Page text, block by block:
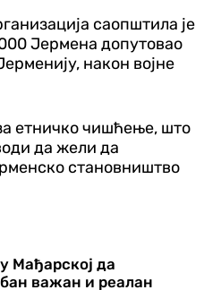
саопштила је
Јермена допутовао
након војне
етничко чишћење, што
да жели да
становништво
Мађарској да
важан и реалан